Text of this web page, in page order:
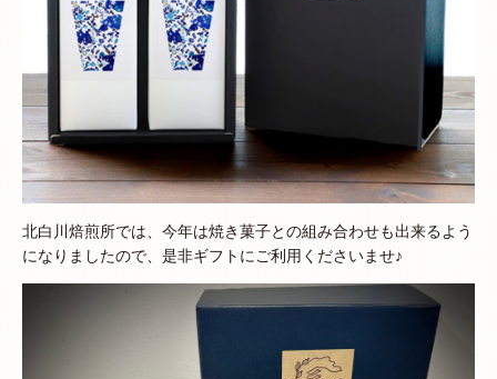
北白川焙煎所では、今年は焼き菓子との組み合わせも出来るよう
になりましたので、是非ギフトにご利用くださいませ♪